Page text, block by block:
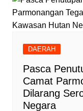
DAERAH
Pasca
Camat
Dilarang
Negara